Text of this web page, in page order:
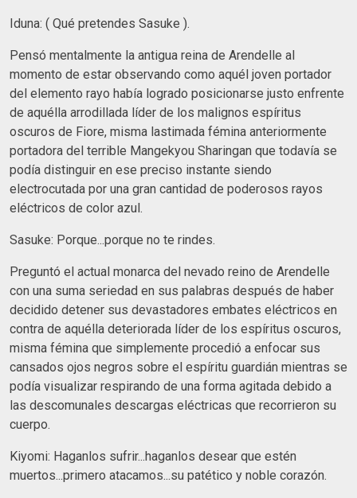
Iduna: ( Qué pretendes Sasuke ).
Pensó mentalmente la antigua reina de Arendelle al
momento de estar observando como aquél joven portador
del elemento rayo había logrado posicionarse justo enfrente
de aquélla arrodillada líder de los malignos espíritus
oscuros de Fiore, misma lastimada fémina anteriormente
portadora del terrible Mangekyou Sharingan que todavía se
podía distinguir en ese preciso instante siendo
electrocutada por una gran cantidad de poderosos rayos
eléctricos de color azul.
Sasuke: Porque...porque no te rindes.
Preguntó el actual monarca del nevado reino de Arendelle
con una suma seriedad en sus palabras después de haber
decidido detener sus devastadores embates eléctricos en
contra de aquélla deteriorada líder de los espíritus oscuros,
misma fémina que simplemente procedió a enfocar sus
cansados ojos negros sobre el espíritu guardián mientras se
podía visualizar respirando de una forma agitada debido a
las descomunales descargas eléctricas que recorrieron su
cuerpo.
Kiyomi: Haganlos sufrir...haganlos desear que estén
muertos...primero atacamos...su patético y noble corazón.